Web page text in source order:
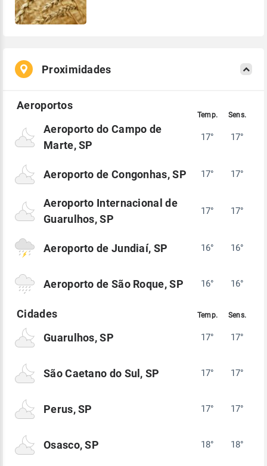
Proximidades
Aeroporto do Campo de
Marte, SP
17° 17°
Aeroporto de Congonhas, SP 17° 17°
Aeroporto Internacional de
Guarulhos, SP
17° 17°
Aeroporto de Jundiaí, SP 16° 16°
Aeroporto de São Roque, SP 16° 16°
Guarulhos, SP 17° 17°
São Caetano do Sul, SP 17° 17°
Perus, SP 17° 17°
Osasco, SP 18° 18°